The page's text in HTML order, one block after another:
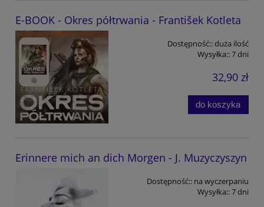
E-BOOK - Okres półtrwania - František Kotleta
Dostępność::duża ilość
Wysyłka::7 dni
32,90 zł
do koszyka
Erinnere mich an dich Morgen - J. Muzyczyszyn
Dostępność:: na wyczerpaniu
Wysyłka::7 dni